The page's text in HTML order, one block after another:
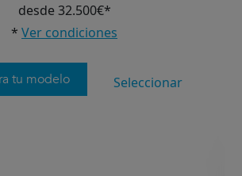
desde 32.500€*
* Ver condiciones
tu modelo Seleccionar